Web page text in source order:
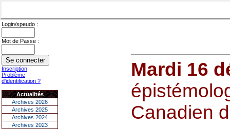
Login/speudo :
Mot de Passe :
Inscription
Problème
d'identification ?
Actualités
Archives 2026
Archives 2025
Archives 2024
Archives 2023
Mardi 16
Canadien